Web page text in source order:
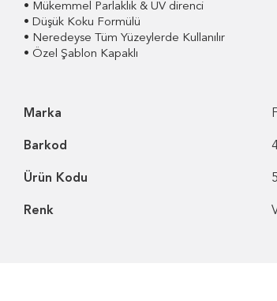
• Mükemmel Parlaklık & UV direnci
• Düşük Koku Formülü
• Neredeyse Tüm Yüzeylerde Kullanılır
• Özel Şablon Kapaklı
Marka
Barkod
Ürün Kodu
Renk